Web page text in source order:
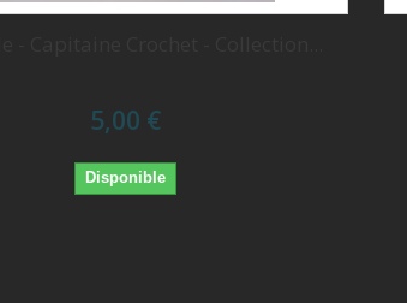
5,00 €
Disponible